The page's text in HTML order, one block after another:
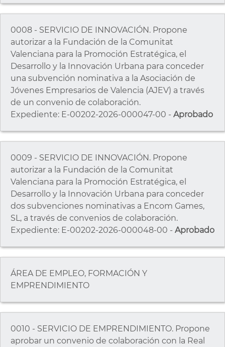
0008 - SERVICIO DE INNOVACIÓN. Propone
autorizar a la Fundación de la Comunitat
Valenciana para la Promoción Estratégica, el
Desarrollo y la Innovación Urbana para conceder
una subvención nominativa a la Asociación de
Jóvenes Empresarios de Valencia (AJEV) a través
de un convenio de colaboración.
Expediente: E-00202-2026-000047-00 - Aprobado
0009 - SERVICIO DE INNOVACIÓN. Propone
autorizar a la Fundación de la Comunitat
Valenciana para la Promoción Estratégica, el
Desarrollo y la Innovación Urbana para conceder
dos subvenciones nominativas a Encom Games,
SL, a través de convenios de colaboración.
Expediente: E-00202-2026-000048-00 - Aprobado
ÁREA DE EMPLEO, FORMACIÓN Y
EMPRENDIMIENTO
0010 - SERVICIO DE EMPRENDIMIENTO. Propone
aprobar un convenio de colaboración con la Real